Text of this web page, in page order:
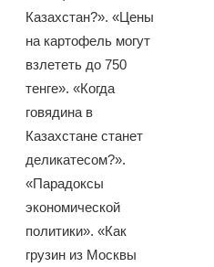
Казахстан?». «Цены
на картофель могут
взлететь до 750
тенге». «Когда
говядина в
Казахстане станет
деликатесом?».
«Парадоксы
экономической
политики». «Как
грузин из Москвы